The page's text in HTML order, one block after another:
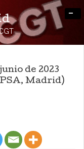
-
de 2023
Madrid)